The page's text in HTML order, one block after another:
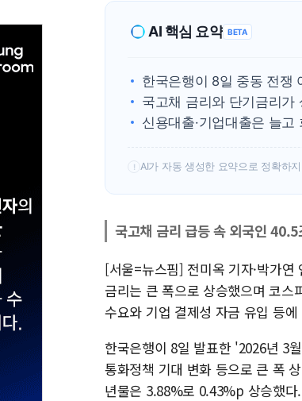
AI 핵심 요약 BETA
한국은행이 8일 중동 전쟁
국고채 금리와 단기금리가
신용대출·기업대출은 늘고
! AI가 자동 생성한 요약으로 정확하
국고채 금리 급등 속 외국인
[서울=뉴스핌] 전미옥 기자·박가
금리는 큰 폭으로 상승했으며 코
수요와 기업 결제성 자금 유입 등
한국은행이 8일 발표한 '2026년 3
통화정책 기대 변화 등으로 큰 폭
년물은 3.88%로 0.43%p 상승했